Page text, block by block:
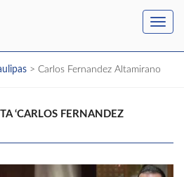
> Carlos Fernandez Altamirano
‘CARLOS FERNANDEZ